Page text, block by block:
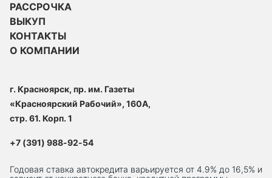
РАССРОЧКА
ВЫКУП
КОНТАКТЫ
О КОМПАНИИ
г. Красноярск, пр. им. Газеты
«Красноярский Рабочий», 160А,
стр. 61. Корп. 1
+7 (391) 988-92-54
Годовая ставка автокредита варьируется от 4.9% до 16,5% и